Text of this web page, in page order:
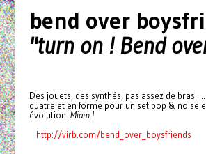
bend over
"turn on ! Bend
Des jouets, des synthés, pas assez de bras
quatre et en forme pour un set pop & noise
évolution. Miam !
http://virb.com/bend_over_ boysfriends